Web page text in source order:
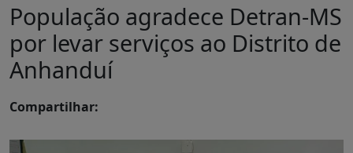
População agradece Detran-MS
por levar serviços ao Distrito de
Anhanduí
Compartilhar: